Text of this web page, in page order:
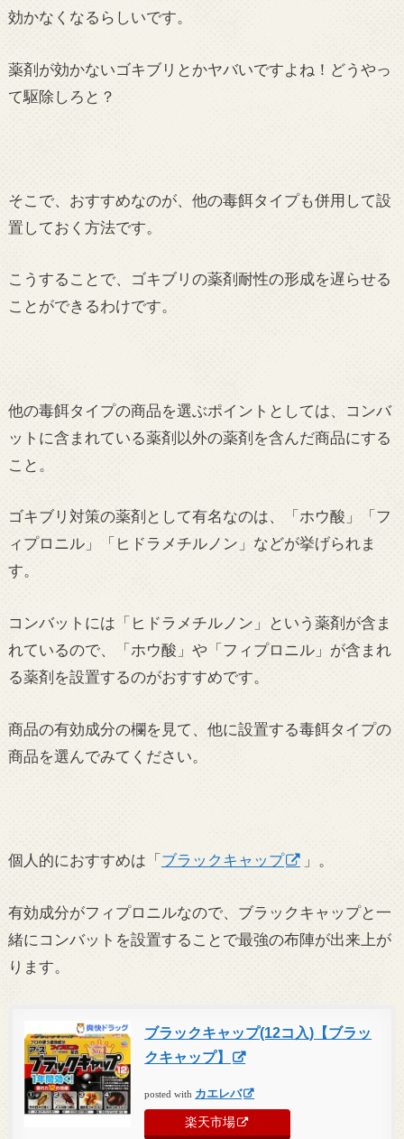
効かなくなるらしいです。
薬剤が効かないゴキブリとかヤバいですよね！どうやっ
て駆除しろと？
そこで、おすすめなのが、他の毒餌タイプも併用して設
置しておく方法です。
こうすることで、ゴキブリの薬剤耐性の形成を遅らせる
ことができるわけです。
他の毒餌タイプの商品を選ぶポイントとしては、コンバ
ットに含まれている薬剤以外の薬剤を含んだ商品にする
こと。
ゴキブリ対策の薬剤として有名なのは、「ホウ酸」「フ
ィプロニル」「ヒドラメチルノン」などが挙げられま
す。
コンバットには「ヒドラメチルノン」という薬剤が含ま
れているので、「ホウ酸」や「フィプロニル」が含まれ
る薬剤を設置するのがおすすめです。
商品の有効成分の欄を見て、他に設置する毒餌タイプの
商品を選んでみてください。
個人的におすすめは「ブラックキャップ 」。
有効成分がフィプロニルなので、ブラックキャップと一
緒にコンバットを設置することで最強の布陣が出来上が
ります。
ブラックキャップ(12コ入)【ブラッ
クキャップ】
posted with カエレバ
楽天市場